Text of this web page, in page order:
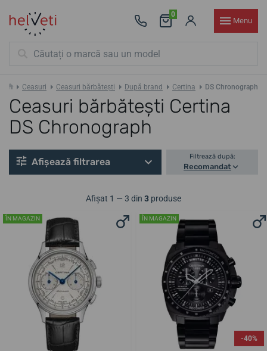
0
Menu
Ceasuri Ceasuri bărbătești După brand Certina DS Chronograph
Ceasuri bărbătești Certina
DS Chronograph
Afișează filtrarea Filtrează după:
Recomandat
Afișat 1 — 3 din 3 produse
ÎN MAGAZIN ÎN MAGAZIN
-40%